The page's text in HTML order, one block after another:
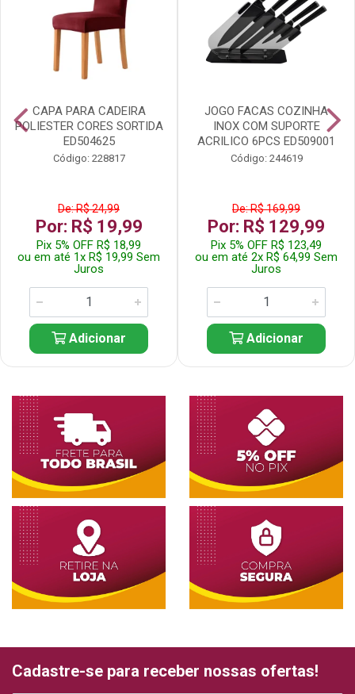
CAPA PARA CADEIRA
POLIESTER CORES SORTIDA
ED504625
Código: 228817
De: R$ 24,99
Por: R$ 19,99
Pix 5% OFF R$ 18,99
ou em até 1x R$ 19,99 Sem
Juros
Adicionar
JOGO FACAS COZINHA
INOX COM SUPORTE
ACRILICO 6PCS ED509001
Código: 244619
De: R$ 169,99
Por: R$ 129,99
Pix 5% OFF R$ 123,49
ou em até 2x R$ 64,99 Sem
Juros
Adicionar
Cadastre-se para receber nossas ofertas!